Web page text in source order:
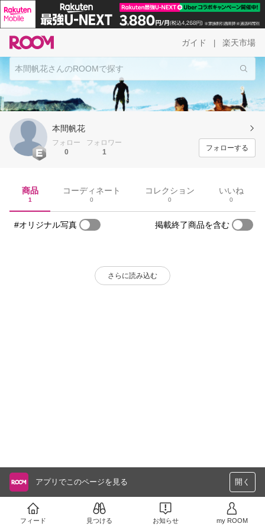
ガイド 楽天市場
本間帆花
フォロー
0
フォロワー
1
フォローする
商品
1
コーディネート
0
コレクション
0
いいね
0
#オリジナル写真 掲載終了商品を含む
さらに読み込む
アプリでこのページを見る 開く
フィード 見つける お知らせ my ROOM